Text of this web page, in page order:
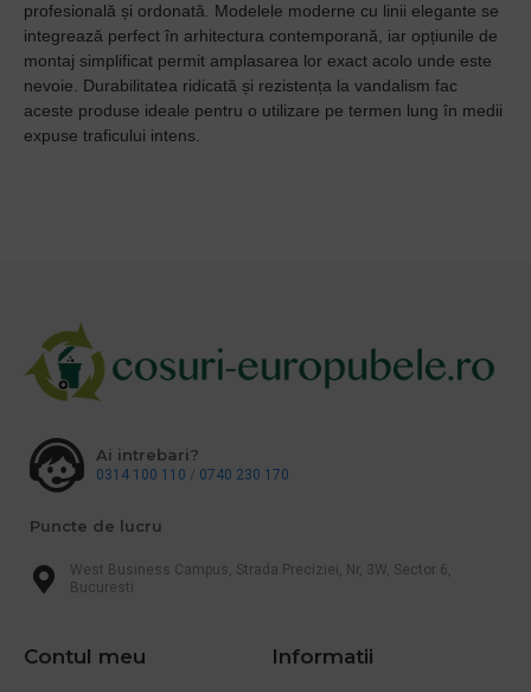
profesională și ordonată. Modelele moderne cu linii elegante se
integrează perfect în arhitectura contemporană, iar opțiunile de
montaj simplificat permit amplasarea lor exact acolo unde este
nevoie. Durabilitatea ridicată și rezistența la vandalism fac
aceste produse ideale pentru o utilizare pe termen lung în medii
expuse traficului intens.
Ai intrebari?
0314 100 110 / 0740 230 170
Puncte de lucru
West Business Campus, Strada Preciziei, Nr, 3W, Sector 6,
Bucuresti
Contul meu Informatii